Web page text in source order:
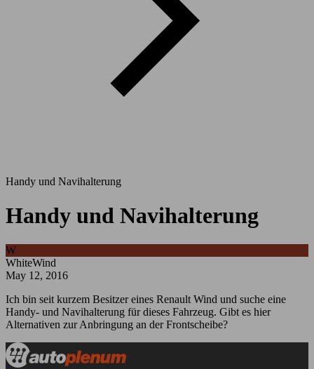
Handy und Navihalterung
Handy und Navihalterung
W
WhiteWind
May 12, 2016
Ich bin seit kurzem Besitzer eines Renault Wind und suche eine
Handy- und Navihalterung für dieses Fahrzeug. Gibt es hier
Alternativen zur Anbringung an der Frontscheibe?